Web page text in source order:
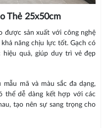
Thẻ 25x50cm
được sản xuất với công nghệ
năng chịu lực tốt. Gạch có
hiệu quả, giúp duy trì vẻ đẹp
mẫu mã và màu sắc đa dạng,
thể dễ dàng kết hợp với các
tạo nên sự sang trọng cho